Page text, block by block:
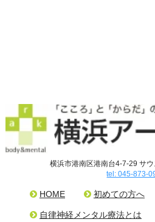
横浜市港南区港南台4-7-29 サ
tel: 045-873-
HOME 初めての方へ
自律神経メンタル療法とは